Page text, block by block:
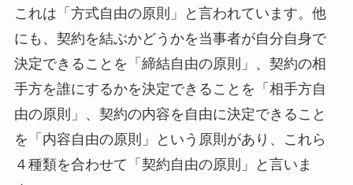
これは「方式自由の原則」と言われています。他
にも、契約を結ぶかどうかを当事者が自分自身で
決定できることを「締結自由の原則」、契約の相
手方を誰にするかを決定できることを「相手方自
由の原則」、契約の内容を自由に決定できること
を「内容自由の原則」という原則があり、これら
４種類を合わせて「契約自由の原則」と言いま